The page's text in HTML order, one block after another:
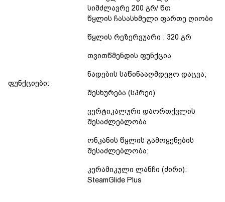
ფუნქციები:
სიმძლავრე 200 გრ/ წთ
წყლის ჩასასხმელი ფართე ღიობი
წყლის რეზერვუარი : 320 გრ
თვითწმენდის ფუნქცია
ნადების საწინააღმდეგო დაცვა;
შესხურება (სპრეი)
ვერტიკალური დაორთქვლის
შესაძლებლობა
ონკანის წყლის გამოყენების
შესაძლებლობა;
კერამიკული ლანჩი (ძირი):
SteamGlide Plus